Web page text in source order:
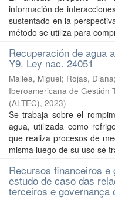
información de
sustentado en la
método se utiliza para
Recuperación de agua
Y9. Ley nac. 24051
Mallea, Miguel; Rojas, Diana;
Iberoamericana de Gestión
(ALTEC), 2023)
Se trabaja sobre el
agua, utilizada como
que realiza procesos de
misma luego de su uso se
Recursos financeiros e
estudo de caso das
terceiros e governança